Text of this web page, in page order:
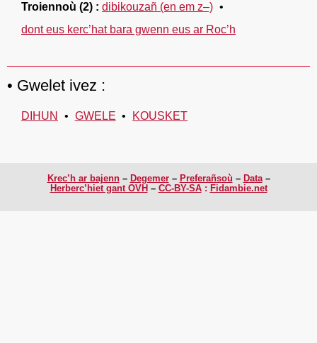
Troiennoù (2)
dibikouzañ (en em z–)
dont eus kerc’hat bara gwenn eus ar Roc’h
Gwelet ivez :
DIHUN GWELE KOUSKET
Krec’h ar bajenn Degemer Preferañsoù
Data
Herberc’hiet gant OVH
CC-BY-SA: Fidambie.net